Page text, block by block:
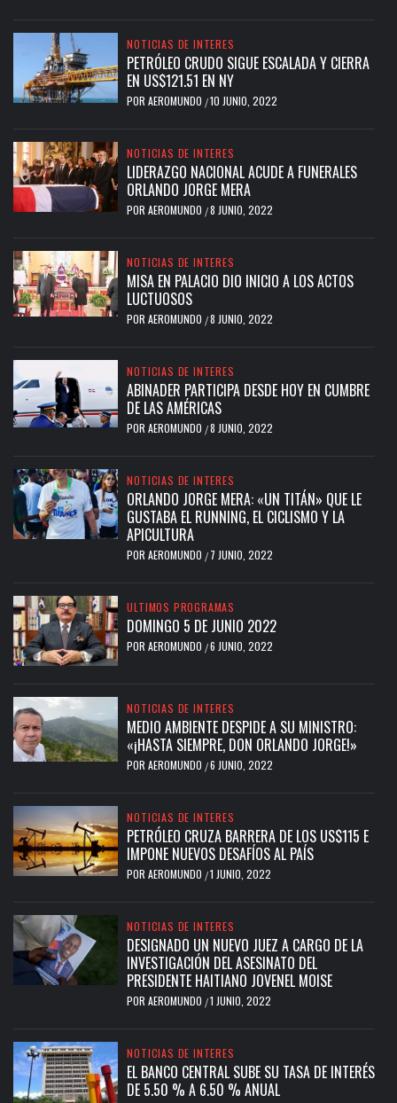
NOTICIAS DE INTERES
PETRÓLEO CRUDO SIGUE ESCALADA Y CIERRA
EN US$121.51 EN NY
POR AEROMUNDO /10 JUNIO, 2022
NOTICIAS DE INTERES
LIDERAZGO NACIONAL ACUDE A FUNERALES
ORLANDO JORGE MERA
POR AEROMUNDO /8 JUNIO, 2022
NOTICIAS DE INTERES
MISA EN PALACIO DIO INICIO A LOS ACTOS
LUCTUOSOS
POR AEROMUNDO /8 JUNIO, 2022
NOTICIAS DE INTERES
ABINADER PARTICIPA DESDE HOY EN CUMBRE
DE LAS AMÉRICAS
POR AEROMUNDO /8 JUNIO, 2022
NOTICIAS DE INTERES
ORLANDO JORGE MERA: «UN TITÁN» QUE LE
GUSTABA EL RUNNING, EL CICLISMO Y LA
APICULTURA
POR AEROMUNDO / 7 JUNIO, 2022
ULTIMOS PROGRAMAS
DOMINGO 5 DE JUNIO 2022
POR AEROMUNDO /6 JUNIO, 2022
NOTICIAS DE INTERES
MEDIO AMBIENTE DESPIDE A SU MINISTRO:
«¡HASTA SIEMPRE, DON ORLANDO JORGE!»
POR AEROMUNDO /6 JUNIO, 2022
NOTICIAS DE INTERES
PETRÓLEO CRUZA BARRERA DE LOS US$115 E
IMPONE NUEVOS DESAFÍOS AL PAÍS
POR AEROMUNDO /1 JUNIO, 2022
NOTICIAS DE INTERES
DESIGNADO UN NUEVO JUEZ A CARGO DE LA
INVESTIGACIÓN DEL ASESINATO DEL
PRESIDENTE HAITIANO JOVENEL MOISE
POR AEROMUNDO /1 JUNIO, 2022
NOTICIAS DE INTERES
EL BANCO CENTRAL SUBE SU TASA DE INTERÉS
DE 5.50 % A 6.50 % ANUAL